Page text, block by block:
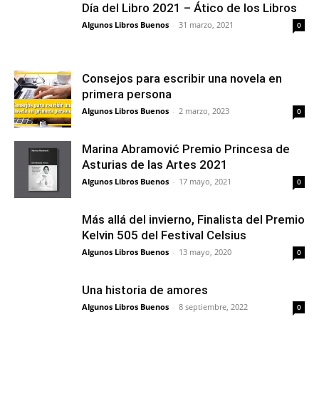
Día del Libro 2021 – Ático de los Libros
Algunos Libros Buenos - 31 marzo, 2021 0
Consejos para escribir una novela en
primera persona
Algunos Libros Buenos - 2 marzo, 2023 0
Marina Abramović Premio Princesa de
Asturias de las Artes 2021
Algunos Libros Buenos - 17 mayo, 2021 0
Más allá del invierno, Finalista del Premio
Kelvin 505 del Festival Celsius
Algunos Libros Buenos - 13 mayo, 2020 0
Una historia de amores
Algunos Libros Buenos - 8 septiembre, 2022 0